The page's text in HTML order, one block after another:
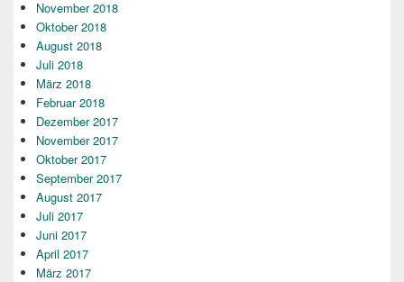
November 2018
Oktober 2018
August 2018
Juli 2018
März 2018
Februar 2018
Dezember 2017
November 2017
Oktober 2017
September 2017
August 2017
Juli 2017
Juni 2017
April 2017
März 2017